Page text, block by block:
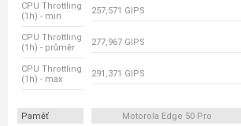
CPU Throttling
(1h) - min
257,571 GIPS
CPU Throttling
(1h) - průměr
277,967 GIPS
CPU Throttling
(1h) - max
291,371 GIPS
Paměť Motorola Edge 50 Pro